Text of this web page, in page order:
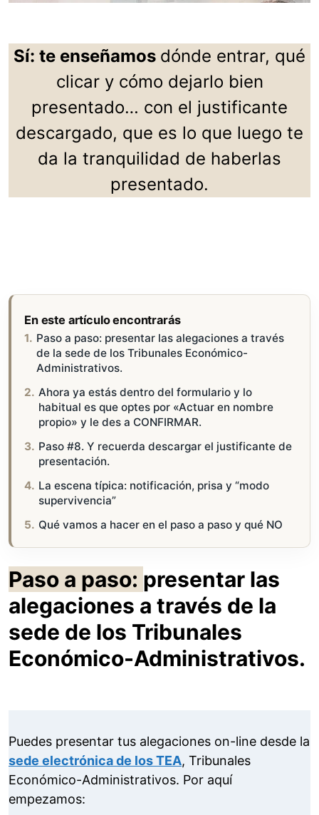
Sí: te enseñamos dónde entrar, qué
clicar y cómo dejarlo bien
presentado… con el justificante
descargado, que es lo que luego te
da la tranquilidad de haberlas
presentado.
En este artículo encontrarás
Paso a paso: presentar las alegaciones a través
de la sede de los Tribunales Económico-
Administrativos.
Ahora ya estás dentro del formulario y lo
habitual es que optes por «Actuar en nombre
propio» y le des a CONFIRMAR.
Paso #8. Y recuerda descargar el justificante de
presentación.
La escena típica: notificación, prisa y “modo
supervivencia”
Qué vamos a hacer en el paso a paso y qué NO
Paso a paso: presentar las
alegaciones a través de la
sede de los Tribunales
Económico-Administrativos.
Puedes presentar tus alegaciones on-line desde la
sede electrónica de los TEA, Tribunales
Económico-Administrativos. Por aquí
empezamos: